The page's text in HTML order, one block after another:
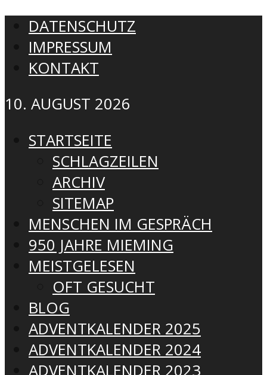
DATENSCHUTZ
IMPRESSUM
KONTAKT
10. AUGUST 2026
STARTSEITE
SCHLAGZEILEN
ARCHIV
SITEMAP
MENSCHEN IM GESPRÄCH
950 JAHRE MIEMING
MEISTGELESEN
OFT GESUCHT
BLOG
ADVENTKALENDER 2025
ADVENTKALENDER 2024
ADVENTKALENDER 2023